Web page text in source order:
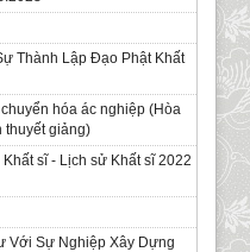
Thành Lập Đạo Phật Khất
hóa ác nghiệp (Hòa
thuyết giảng)
sĩ - Lịch sử Khất sĩ 2022
Với Sự Nghiệp Xây Dựng